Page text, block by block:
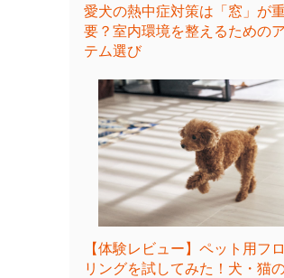
愛犬の熱中症対策は「窓」が
要？室内環境を整えるための
テム選び
【体験レビュー】ペット用フ
リングを試してみた！犬・猫